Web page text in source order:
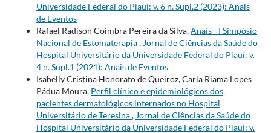
Universidade Federal do Piauí: v. 6 n. Supl.2 (2023): Anais
de Eventos
Rafael Radison Coimbra Pereira da Silva,Anais - I Simpósio
Nacional de Estomaterapia, Jornal de Ciências da Saúde do
Hospital Universitário da Universidade Federal do Piauí: v.
4 n. Supl.1 (2021): Anais de Eventos
Isabelly Cristina Honorato de Queiroz, Carla Riama Lopes
Pádua Moura, Perfil clínico e epidemiológicos dos
pacientes dermatológicos internados no Hospital
Universitário de Teresina, Jornal de Ciências da Saúde do
Hospital Universitário da Universidade Federal do Piauí: v.